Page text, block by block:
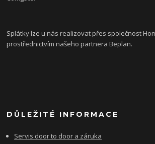
Splátky lze u nás realizovat přes společnost
prostřednictvím našeho partnera Beplan.
DŮLEŽITÉ INFORMACE
Servis door to door a záruka